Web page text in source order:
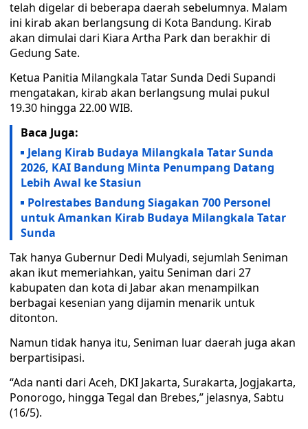
telah digelar di beberapa daerah sebelumnya. Malam
ini kirab akan berlangsung di Kota Bandung. Kirab
akan dimulai dari Kiara Artha Park dan berakhir di
Gedung Sate.
Ketua Panitia Milangkala Tatar Sunda Dedi Supandi
mengatakan, kirab akan berlangsung mulai pukul
19.30 hingga 22.00 WIB.
Baca Juga:
Jelang Kirab Budaya Milangkala Tatar Sunda
2026, KAI Bandung Minta Penumpang Datang
Lebih Awal ke Stasiun
Polrestabes Bandung Siagakan 700 Personel
untuk Amankan Kirab Budaya Milangkala Tatar
Sunda
Tak hanya Gubernur Dedi Mulyadi, sejumlah Seniman
akan ikut memeriahkan, yaitu Seniman dari 27
kabupaten dan kota di Jabar akan menampilkan
berbagai kesenian yang dijamin menarik untuk
ditonton.
Namun tidak hanya itu, Seniman luar daerah juga akan
berpartisipasi.
“Ada nanti dari Aceh, DKI Jakarta, Surakarta, Jogjakarta,
Ponorogo, hingga Tegal dan Brebes,” jelasnya, Sabtu
(16/5).